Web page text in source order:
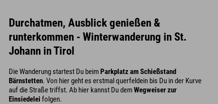
Durchatmen, Ausblick genießen &
runterkommen - Winterwanderung in St.
Johann in Tirol
Die Wanderung startest Du beimParkplatz am Schießstand
Bärnstetten. Von hier geht es erstmal querfeldein bis Du in der Kurve
auf die Straße triffst. Ab hier kannst Du demWegweiser zur
Einsiedelei folgen.